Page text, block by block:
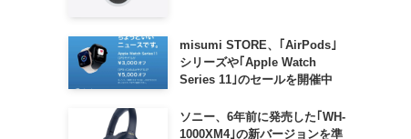
misumi STORE、｢AirPods｣
シリーズや｢Apple Watch
Series 11｣のセールを開催中
ソニー、6年前に発売した｢WH-
1000XM4｣の新バージョンを準